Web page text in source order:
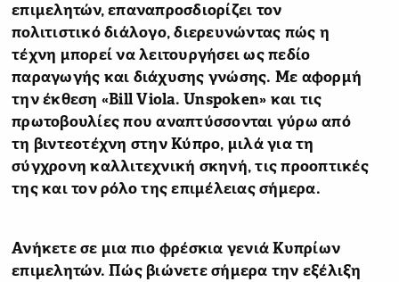
επιμελητών, επαναπροσδιορίζει τον
πολιτιστικό διάλογο, διερευνώντας πώς η
τέχνη μπορεί να λειτουργήσει ως πεδίο
παραγωγής και διάχυσης γνώσης. Με αφορμή
την έκθεση «Bill Viola. Unspoken» και τις
πρωτοβουλίες που αναπτύσσονται γύρω από
τη βιντεοτέχνη στην Κύπρο, μιλά για τη
σύγχρονη καλλιτεχνική σκηνή, τις προοπτικές
της και τον ρόλο της επιμέλειας σήμερα.
Ανήκετε σε μια πιο φρέσκια γενιά Κυπρίων
επιμελητών. Πώς βιώνετε σήμερα την εξέλιξη